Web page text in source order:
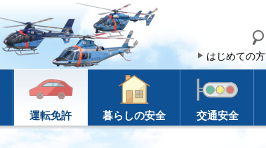
サ
イ
ト
はじめての方
運転免許 暮らしの安全 交通安全